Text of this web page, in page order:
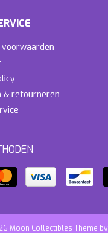
& retourneren
Moon Collectibles Theme by